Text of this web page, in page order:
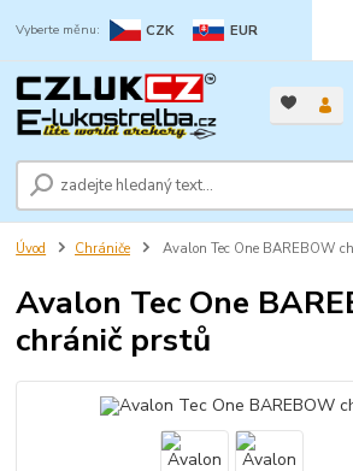
CZK EUR
Úvod Chrániče Avalon Tec One BAREBOW
Avalon Tec One
chránič prstů